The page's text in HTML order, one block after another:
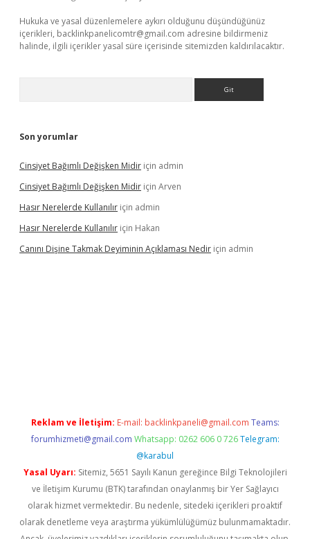
Hukuka ve yasal düzenlemelere aykırı olduğunu düşündüğünüz
içerikleri, backlinkpanelicomtr@gmail.com adresine bildirmeniz
halinde, ilgili içerikler yasal süre içerisinde sitemizden kaldırılacaktır.
Son yorumlar
Cinsiyet Bağımlı Değişken Midir için admin
Cinsiyet Bağımlı Değişken Midir için Arven
Hasır Nerelerde Kullanılır için admin
Hasır Nerelerde Kullanılır için Hakan
Canını Dişine Takmak Deyiminin Açıklaması Nedir için admin
Reklam ve İletişim: E-mail: backlinkpaneli@gmail.com Teams:
forumhizmeti@gmail.com Whatsapp: 0262 606 0 726 Telegram:
@karabul
Yasal Uyarı: Sitemiz, 5651 Sayılı Kanun gereğince Bilgi Teknolojileri
ve İletişim Kurumu (BTK) tarafından onaylanmış bir Yer Sağlayıcı
olarak hizmet vermektedir. Bu nedenle, sitedeki içerikleri proaktif
olarak denetleme veya araştırma yükümlülüğümüz bulunmamaktadır.